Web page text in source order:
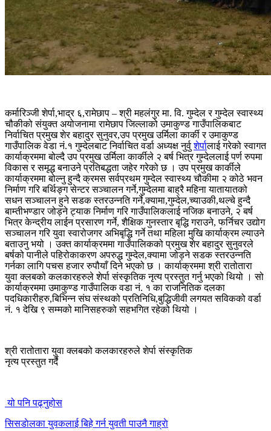
कर्मारिञ्जी शेर्पा,भाद्र ६,रामेछाप – श्री महलंगुर मा. वि. गुम्देल र गुम्देल स्वास्थ्य
चौकीको संयुक्त अयोजनामा रामेछाप जिल्लाको उमाकुण्ड गाउँपालिकबाट
निर्वाचित प्रमुख शेर बहादुर सुनुवर,उप प्रमुख उर्मिला कार्की र उमाकुण्ड
गाउँपालिक वेडा नं.१ गुम्देलबाट निर्वाचित वर्डा अध्यक्ष नुर्वुशेर्पालाई गरेको स्वागत
कार्याक्रममा बोल्दै उप प्रमुख उर्मिला कार्कीले २ बर्ष भित्र गुम्देललाई पर्ण रुपमा
विकास र समृद्ध बनाउने प्रतिबद्धता जहेर गरेको छ । उप प्रमुख कार्कीले
कार्याक्रममा बोल्नु हुन्दै क्रमस सर्वप्रथम गुम्देल स्वास्थ्य चौकीमा २ कोठे भवन
निर्माण गरि बर्थिङ्ग सेन्टर सञ्चालन गर्ने,गुम्देलमा बाह्रै महिना यातायातको
सधन सञ्चालन हुने सडक स्तरउन्नति गर्ने,क्यामा,गुम्देल,च्याउकी,थल्चे हुन्दै
बाम्तीभण्डार जोड्ने ट्याक निर्माण गरि गाउँपालिकलाई नजिक बनाउने, २ बर्ष
भित्र केन्द्रीय लाईन प्रसारण गर्ने, शैक्षिक गुनस्तार बृद्धि गराउने, फर्निचर उद्योग
सञ्चालन गरि युवा स्वारोजगर अभिबृद्धि गर्ने तथा महिला मुखि कार्याक्रम ल्याउने
बताउनु भयो । उक्त कार्याक्रममा गाउँपालिकको प्रमुख शेर बहादुर सुनुवरले
बर्षको पानीले पहिरोकाकरण अपरुद्ध गुम्देल,क्यामा जोड्ने सडक स्तरउन्नति
गर्नका लागि पचस हजार रुपौयाँ दिने भएको छ । कार्याक्रममा श्री रातोतारा
युवा क्लबको कलकारहरुले शेर्पा संस्कृतिक नृत्य प्रस्तुत गर्नु भएको थियो । सो
कार्याक्रममा उमाकुण्ड गाउँपालिक वडा नं. १ का राजनितिक दलका
पदधिकारीहरु,बिभिन्न संघ संस्थको प्रतिनिधि,बुद्धिजीवी लगयत सविकको वर्डा
नं. १ देखि ९ सम्मको मानिसहरुको सहभगित रहेको थियो ।
श्री रातोतारा युवा क्लबको कलकारहरुले शेर्पा संस्कृतिक
नृत्य प्रस्तुत गर्दै
यो पनि पढ्नुहोस
सिसडाेलका युवकलाई बिहे गर्न युवती पाउनै गाह्राे